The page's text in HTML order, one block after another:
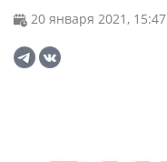
20 января 2021, 15:47